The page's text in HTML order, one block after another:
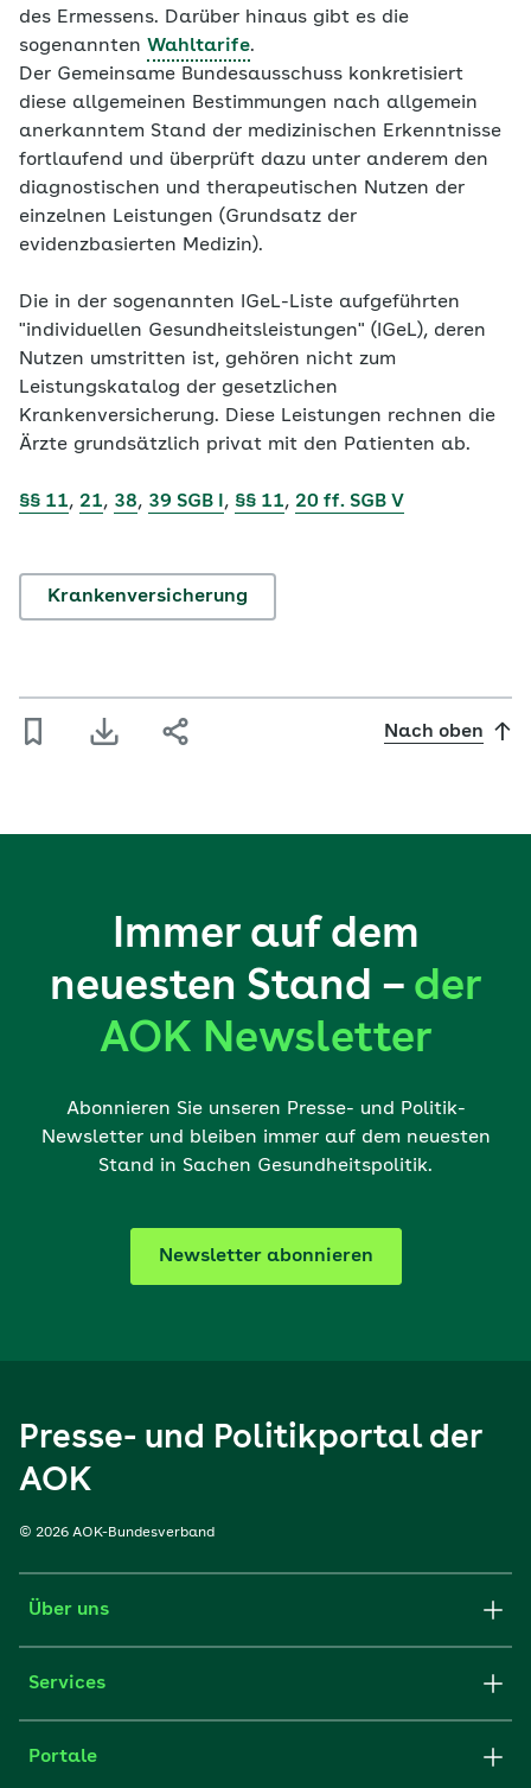
des Ermessens. Darüber hinaus gibt es die
sogenannten Wahltarife.
Der Gemeinsame Bundesausschuss konkretisiert
diese allgemeinen Bestimmungen nach allgemein
anerkanntem Stand der medizinischen Erkenntnisse
fortlaufend und überprüft dazu unter anderem den
diagnostischen und therapeutischen Nutzen der
einzelnen Leistungen (Grundsatz der
evidenzbasierten Medizin).
Die in der sogenannten IGeL-Liste aufgeführten
"individuellen Gesundheitsleistungen" (IGeL), deren
Nutzen umstritten ist, gehören nicht zum
Leistungskatalog der gesetzlichen
Krankenversicherung. Diese Leistungen rechnen die
Ärzte grundsätzlich privat mit den Patienten ab.
§§ 11, 21, 38, 39 SGB I , §§ 11, 20 ff. SGB V
Krankenversicherung
Nach oben
Immer auf dem
neuesten Stand – der
AOK Newsletter
Abonnieren Sie unseren Presse- und Politik-
Newsletter und bleiben immer auf dem neuesten
Stand in Sachen Gesundheitspolitik.
Newsletter abonnieren
Presse- und Politikportal der
AOK
© 2026 AOK-Bundesverband
Über uns
Services
Portale